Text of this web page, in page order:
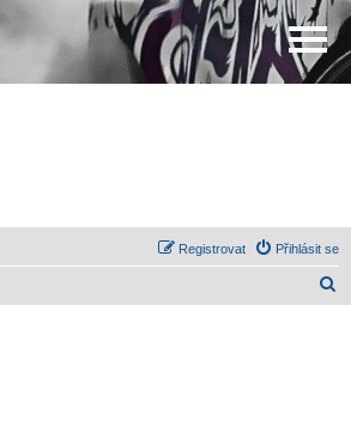
Přihlásit se
Registrovat